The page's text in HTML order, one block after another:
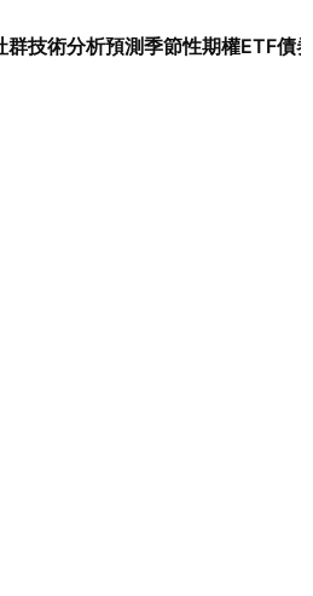
群技術分析預測季節性期權ETF債